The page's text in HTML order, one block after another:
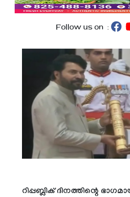
Follow us on :
റിപ്പബ്ലിക് ദിനത്തിന്റെ